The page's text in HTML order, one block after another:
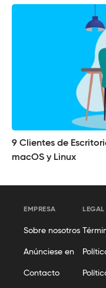
9 Clientes de
macOS y Linux
EMPRESA
Sobre nosotros
Anúnciese en
Contacto
LEGAL